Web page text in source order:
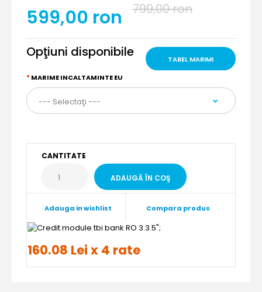
599,00 ron 799,00 ron
TABEL MARIMI
Opţiuni disponibile
MARIME INCALTAMINTE EU
CANTITATE
Adauga in wishlist Compara produs
";
160.08 Lei x 4 rate